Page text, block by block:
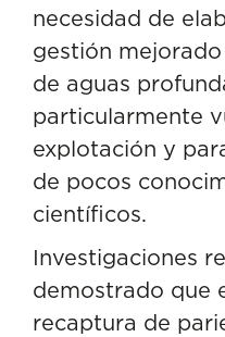
necesidad de
gestión
de aguas
particularmente
explotación y
de pocos
científicos.
Investigaciones
demostrado que
recaptura de